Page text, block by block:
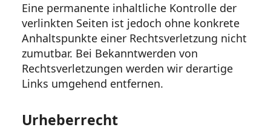
Eine permanente inhaltliche Kontrolle der
verlinkten Seiten ist jedoch ohne konkrete
Anhaltspunkte einer Rechtsverletzung nicht
zumutbar. Bei Bekanntwerden von
Rechtsverletzungen werden wir derartige
Links umgehend entfernen.
Urheberrecht